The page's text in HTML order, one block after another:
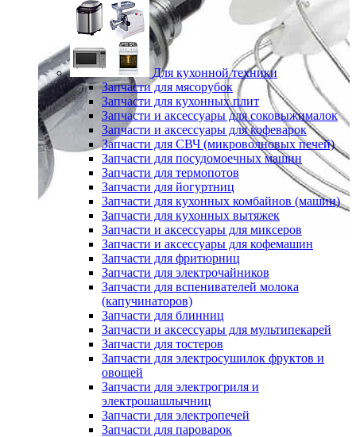
Для кухонной техники
Запчасти для мясорубок
Запчасти для кухонных плит
Запчасти и аксессуары для соковыжималок
Запчасти и аксессуары для кофеварок
Запчасти для СВЧ (микроволновых печей)
Запчасти для посудомоечных машин
Запчасти для термопотов
Запчасти для йогуртниц
Запчасти для кухонных комбайнов (машин)
Запчасти для кухонных вытяжек
Запчасти и аксессуары для миксеров
Запчасти и аксессуары для кофемашин
Запчасти для фритюрниц
Запчасти для электрочайников
Запчасти для вспенивателей молока
(капучинаторов)
Запчасти для блинниц
Запчасти и аксессуары для мультипекарей
Запчасти для тостеров
Запчасти для электросушилок фруктов и
овощей
Запчасти для электрогриля и
электрошашлычниц
Запчасти для электропечей
Запчасти для пароварок